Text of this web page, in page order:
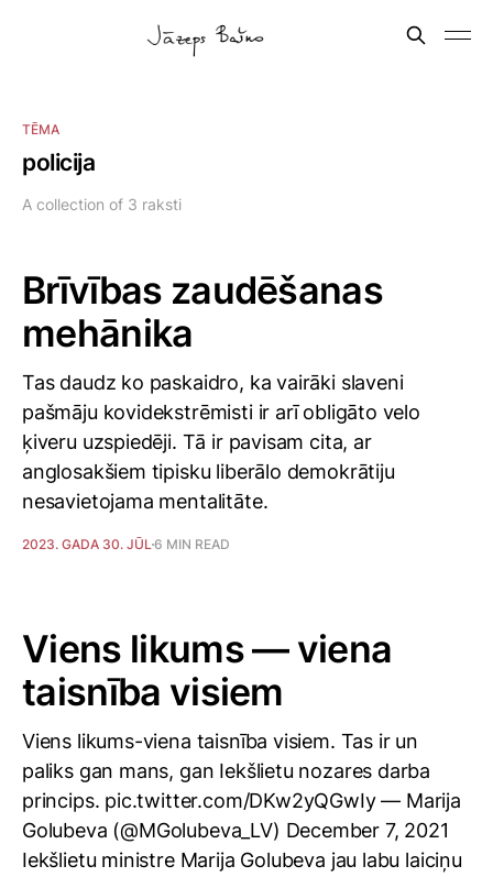
TĒMA
policija
A collection of 3 raksti
Brīvības zaudēšanas
mehānika
Tas daudz ko paskaidro, ka vairāki slaveni
pašmāju kovidekstrēmisti ir arī obligāto velo
ķiveru uzspiedēji. Tā ir pavisam cita, ar
anglosakšiem tipisku liberālo demokrātiju
nesavietojama mentalitāte.
2023. GADA 30. JŪL6 MIN READ
Viens likums — viena
taisnība visiem
Viens likums-viena taisnība visiem. Tas ir un
paliks gan mans, gan Iekšlietu nozares darba
princips. pic.twitter.com/DKw2yQGwIy — Marija
Golubeva (@MGolubeva_LV) December 7, 2021
Iekšlietu ministre Marija Golubeva jau labu laiciņu